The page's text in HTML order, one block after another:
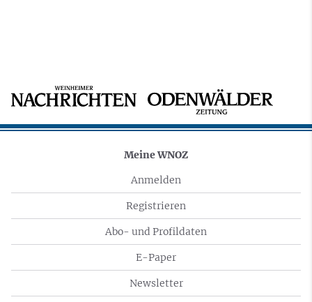
Meine WNOZ
Anmelden
Registrieren
Abo- und Profildaten
E-Paper
Newsletter